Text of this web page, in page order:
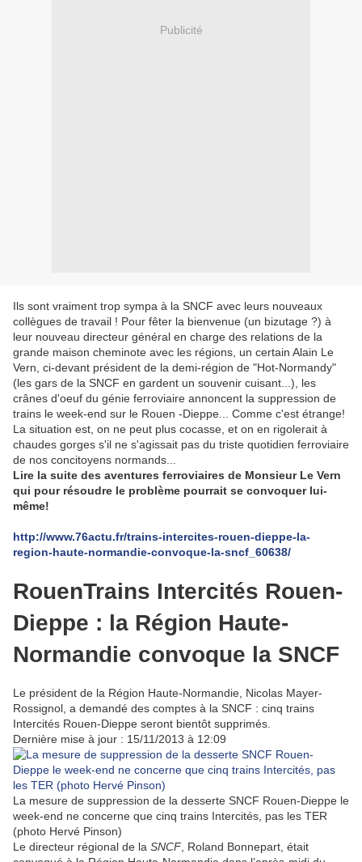
Publicité
Ils sont vraiment trop sympa à la SNCF avec leurs nouveaux
collègues de travail ! Pour fêter la bienvenue (un bizutage ?) à
leur nouveau directeur général en charge des relations de la
grande maison cheminote avec les régions, un certain Alain Le
Vern, ci-devant président de la demi-région de "Hot-Normandy"
(les gars de la SNCF en gardent un souvenir cuisant...), les
crânes d'oeuf du génie ferroviaire annoncent la suppression de
trains le week-end sur le Rouen -Dieppe... Comme c'est étrange!
La situation est, on ne peut plus cocasse, et on en rigolerait à
chaudes gorges s'il ne s'agissait pas du triste quotidien ferroviaire
de nos concitoyens normands...
Lire la suite des aventures ferroviaires de Monsieur Le Vern
qui pour résoudre le problème pourrait se convoquer lui-
même!
http://www.76actu.fr/trains-intercites-rouen-dieppe-la-
region-haute-normandie-convoque-la-sncf_60638/
RouenTrains Intercités Rouen-
Dieppe : la Région Haute-
Normandie convoque la SNCF
Le président de la Région Haute-Normandie, Nicolas Mayer-
Rossignol, a demandé des comptes à la SNCF : cinq trains
Intercités Rouen-Dieppe seront bientôt supprimés.
Dernière mise à jour : 15/11/2013 à 12:09
La mesure de suppression de la desserte SNCF Rouen-Dieppe le
week-end ne concerne que cinq trains Intercités, pas les TER
(photo Hervé Pinson)
Le directeur régional de la SNCF , Roland Bonnepart, était